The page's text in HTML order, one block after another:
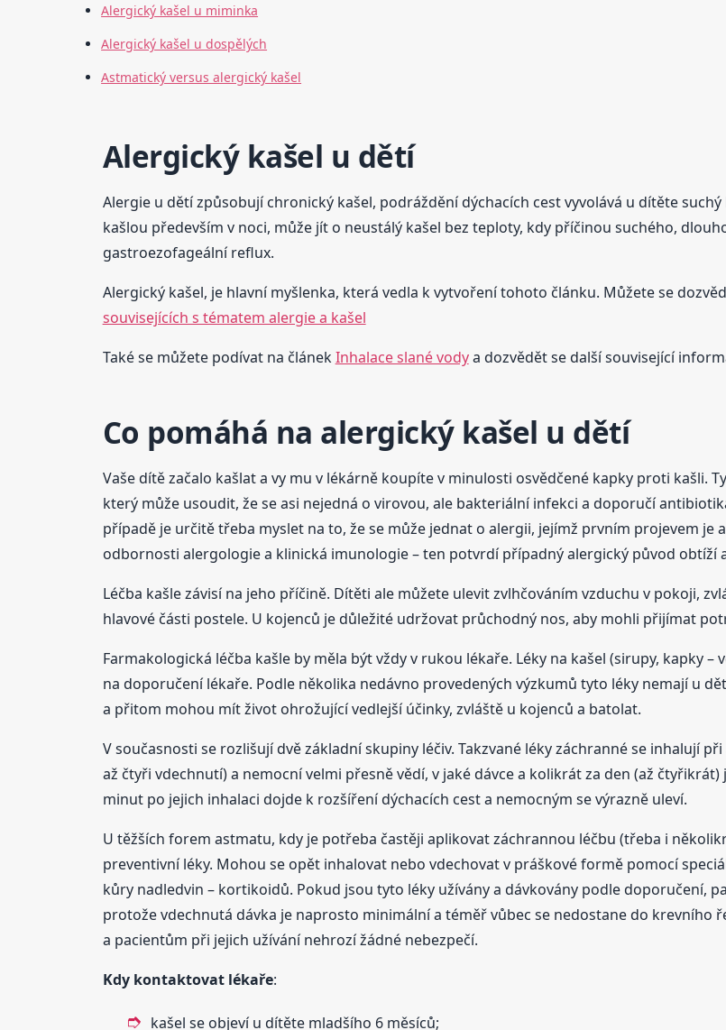
Alergický kašel u miminka
Alergický kašel u dospělých
Astmatický versus alergický kašel
Alergický kašel u dětí
Alergie u dětí způsobují chronický kašel, podráždění dýchacích cest vyvolává u dítěte
kašlou především v noci, může jít o neustálý kašel bez teploty, kdy příčinou suchého,
gastroezofageální reflux.
Alergický kašel, je hlavní myšlenka, která vedla k vytvoření tohoto článku. Můžete se
souvisejících s tématem alergie a kašel
Také se můžete podívat na článekInhalace slané vodya dozvědět se další související
Co pomáhá na alergický kašel u dětí
Vaše dítě začalo kašlat a vy mu v lékárně koupíte v minulosti osvědčené kapky proti kašli.
který může usoudit, že se asi nejedná o virovou, ale bakteriální infekci a doporučí
případě je určitě třeba myslet na to, že se může jednat o alergii, jejímž prvním projevem je
odbornosti alergologie a klinická imunologie – ten potvrdí případný alergický původ obtíží
Léčba kašle závisí na jeho příčině. Dítěti ale můžete ulevit zvlhčováním vzduchu v pokoji,
hlavové části postele. U kojenců je důležité udržovat průchodný nos, aby mohli přijímat
Farmakologická léčba kašle by měla být vždy v rukou lékaře. Léky na kašel (sirupy, kapky
na doporučení lékaře. Podle několika nedávno provedených výzkumů tyto léky nemají u
a přitom mohou mít život ohrožující vedlejší účinky, zvláště u kojenců a batolat.
V současnosti se rozlišují dvě základní skupiny léčiv. Takzvané léky záchranné se inhalují
až čtyři vdechnutí) a nemocní velmi přesně vědí, v jaké dávce a kolikrát za den (až
minut po jejich inhalaci dojde k rozšíření dýchacích cest a nemocným se výrazně uleví.
U těžších forem astmatu, kdy je potřeba častěji aplikovat záchrannou léčbu (třeba i
preventivní léky. Mohou se opět inhalovat nebo vdechovat v práškové formě pomocí
kůry nadledvin – kortikoidů. Pokud jsou tyto léky užívány a dávkovány podle doporučení,
protože vdechnutá dávka je naprosto minimální a téměř vůbec se nedostane do krevního
a pacientům při jejich užívání nehrozí žádné nebezpečí.
Kdy kontaktovat lékaře:
kašel se objeví u dítěte mladšího 6 měsíců;